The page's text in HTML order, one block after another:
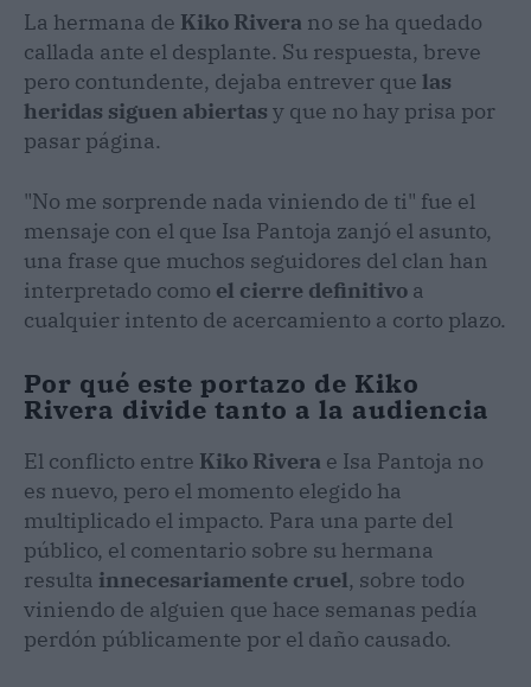
La hermana de Kiko Rivera no se ha quedado
callada ante el desplante. Su respuesta, breve
pero contundente, dejaba entrever que las
heridas siguen abiertas y que no hay prisa por
pasar página.
"No me sorprende nada viniendo de ti" fue el
mensaje con el que Isa Pantoja zanjó el asunto,
una frase que muchos seguidores del clan han
interpretado como el cierre definitivo a
cualquier intento de acercamiento a corto plazo.
Por qué este portazo de Kiko
Rivera divide tanto a la audiencia
El conflicto entre Kiko Rivera e Isa Pantoja no
es nuevo, pero el momento elegido ha
multiplicado el impacto. Para una parte del
público, el comentario sobre su hermana
resulta innecesariamente cruel, sobre todo
viniendo de alguien que hace semanas pedía
perdón públicamente por el daño causado.